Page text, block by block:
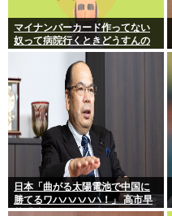
マイナンバーカード作ってない
奴って病院行くときどうすんの
日本「曲がる太陽電池で中国に
勝てるワハハハハハ！」 高市早
苗「勝てる！ ガハハハハハ